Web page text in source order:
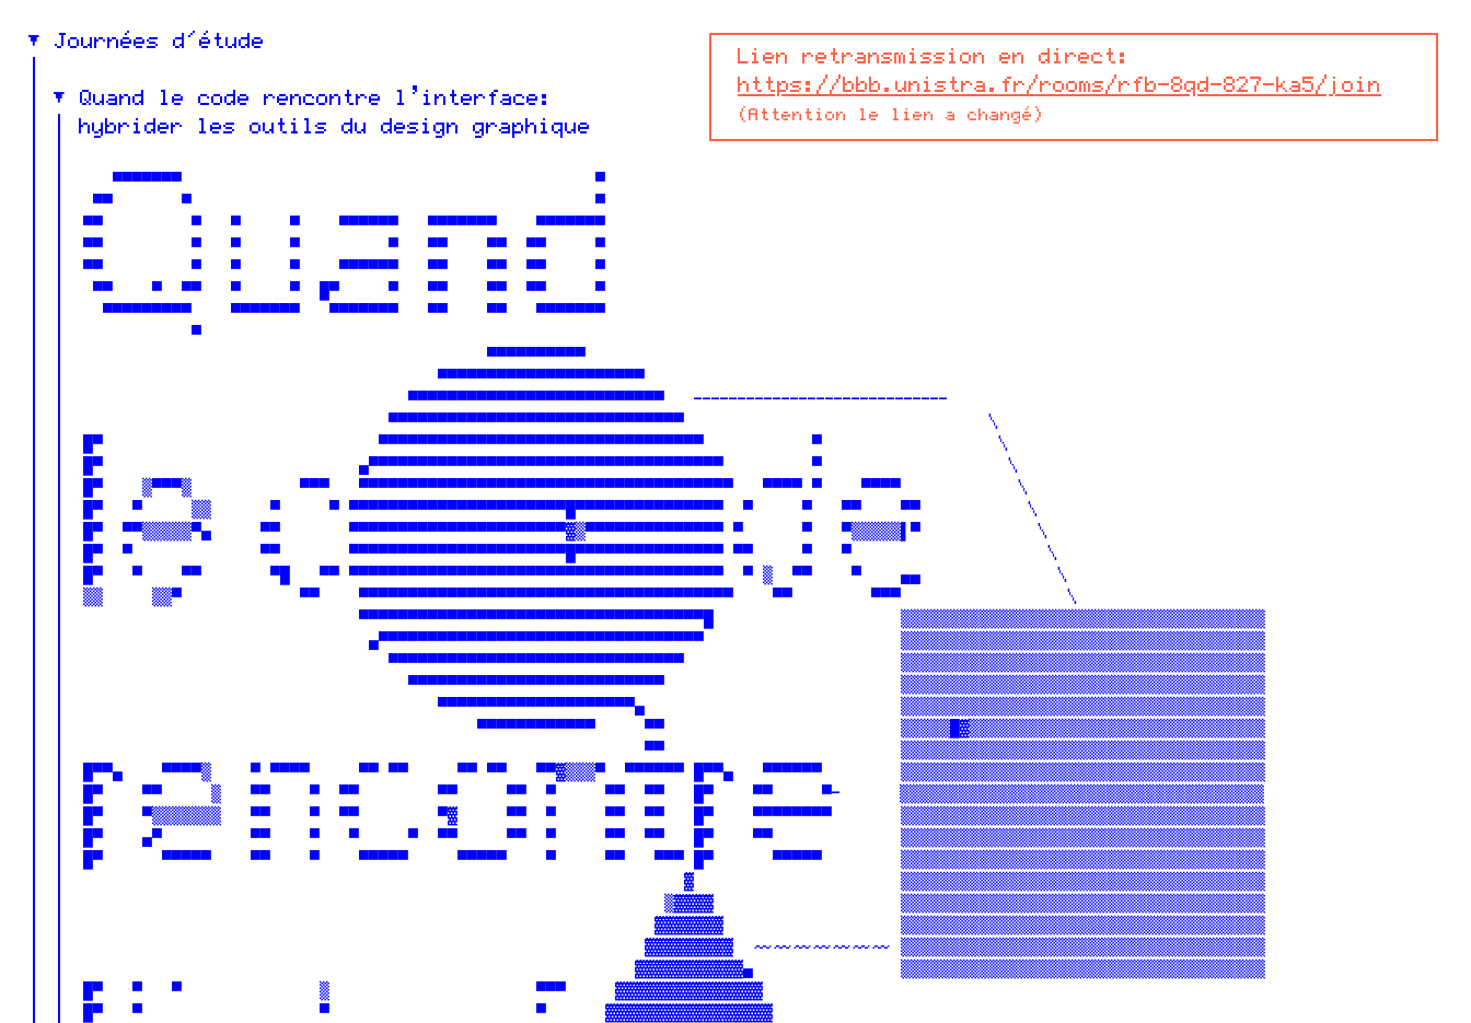
Lien retransmission en direct:
https://bbb.unistra.fr/rooms/rfb-8qd-827-ka5/join
(Attention le lien a changé)
Journées d'étude
Quand le code rencontre l’interface:
hybrider les outils du design graphique
    ▀▀▀▀▀▀▀                                          ▀
  ▀▀       ▀                                         ▀
▀▀         ▀   ▀     ▀    ▀▀▀▀▀▀   ▀▀▀▀▀▀▀    ▀▀▀▀▀▀▀
▀▀         ▀   ▀     ▀         ▀   ▀▀    ▀▀  ▀▀     ▀
▀▀         ▀   ▀     ▀    ▀▀▀▀▀▀   ▀▀    ▀▀  ▀▀     ▀
  ▀▀    ▀  ▀▀   ▀     ▀  █▀     ▀   ▀▀    ▀▀  ▀▀     ▀
   ▀▀▀▀▀▀▀▀▀    ▀▀▀▀▀▀▀   ▀▀▀▀▀▀▀   ▀▀    ▀▀   ▀▀▀▀▀▀▀
            ▀
                                          ▀▀▀▀▀▀▀▀▀▀
                                     ▀▀▀▀▀▀▀▀▀▀▀▀▀▀▀▀▀▀▀▀▀
                                  ▀▀▀▀▀▀▀▀▀▀▀▀▀▀▀▀▀▀▀▀▀▀▀▀▀▀   -----------------------------
                                ▀▀▀▀▀▀▀▀▀▀▀▀▀▀▀▀▀▀▀▀▀▀▀▀▀▀▀▀▀▀                               \
█▀                            ▀▀▀▀▀▀▀▀▀▀▀▀▀▀▀▀▀▀▀▀▀▀▀▀▀▀▀▀▀▀▀▀▀           ▀                  \
█▀                          ▄▀▀▀▀▀▀▀▀▀▀▀▀▀▀▀▀▀▀▀▀▀▀▀▀▀▀▀▀▀▀▀▀▀▀▀▀         ▀                   \
█▀    ▒▀▀▀▒           ▀▀▀   ▀▀▀▀▀▀▀▀▀▀▀▀▀▀▀▀▀▀▀▀▀▀▀▀▀▀▀▀▀▀▀▀▀▀▀▀▀▀   ▀▀▀▀ ▀    ▀▀▀▀            \
█▀   ▀     ▒▒      ▀     ▀ ▀▀▀▀▀▀▀▀▀▀▀▀▀▀▀▀▀▀▀▀▀▀█▀▀▀▀▀▀▀▀▀▀▀▀▀▀▀  ▀     ▀   ▀▀    ▀▀           \
█▀  ▀▀▒▒▒▒▒▀▄     ▀▀       ▀▀▀▀▀▀▀▀▀▀▀▀▀▀▀▀▀▀▀▀▀▀▓▒▀▀▀▀▀▀▀▀▀▀▀▀▀▀ ▀      ▀   ▀▒▒▒▒▒▌▀            \
█▀  ▀             ▀▀       ▀▀▀▀▀▀▀▀▀▀▀▀▀▀▀▀▀▀▀▀▀▀█▀▀▀▀▀▀▀▀▀▀▀▀▀▀▀ ▀▀     ▀   ▀                    \
█▀   ▀    ▀▀       ▀█   ▀▀ ▀▀▀▀▀▀▀▀▀▀▀▀▀▀▀▀▀▀▀▀▀▀▀▀▀▀▀▀▀▀▀▀▀▀▀▀▀▀  ▀ ▒  ▀▀    ▀    ▄▄              \
▒▒     ▒▒▀            ▀▀    ▀▀▀▀▀▀▀▀▀▀▀▀▀▀▀▀▀▀▀▀▀▀▀▀▀▀▀▀▀▀▀▀▀▀▀▀▀▀    ▀▀        ▀▀▀                 \
                             ▀▀▀▀▀▀▀▀▀▀▀▀▀▀▀▀▀▀▀▀▀▀▀▀▀▀▀▀▀▀▀▀▀▀▀█                   ▒▒▒▒▒▒▒▒▒▒▒▒▒▒▒▒▒▒▒▒▒▒▒▒▒▒▒▒▒▒▒▒▒▒▒▒▒
                              ▄▀▀▀▀▀▀▀▀▀▀▀▀▀▀▀▀▀▀▀▀▀▀▀▀▀▀▀▀▀▀▀▀▀                    ▒▒▒▒▒▒▒▒▒▒▒▒▒▒▒▒▒▒▒▒▒▒▒▒▒▒▒▒▒▒▒▒▒▒▒▒▒
                                ▀▀▀▀▀▀▀▀▀▀▀▀▀▀▀▀▀▀▀▀▀▀▀▀▀▀▀▀▀▀                      ▒▒▒▒▒▒▒▒▒▒▒▒▒▒▒▒▒▒▒▒▒▒▒▒▒▒▒▒▒▒▒▒▒▒▒▒▒
                                  ▀▀▀▀▀▀▀▀▀▀▀▀▀▀▀▀▀▀▀▀▀▀▀▀▀▀                        ▒▒▒▒▒▒▒▒▒▒▒▒▒▒▒▒▒▒▒▒▒▒▒▒▒▒▒▒▒▒▒▒▒▒▒▒▒
                                     ▀▀▀▀▀▀▀▀▀▀▀▀▀▀▀▀▀▀▀▀▄                          ▒▒▒▒▒▒▒▒▒▒▒▒▒▒▒▒▒▒▒▒▒▒▒▒▒▒▒▒▒▒▒▒▒▒▒▒▒
                                         ▀▀▀▀▀▀▀▀▀▀▀▀     ▀▀                        ▒▒▒▒▒█▓▒▒▒▒▒▒▒▒▒▒▒▒▒▒▒▒▒▒▒▒▒▒▒▒▒▒▒▒▒▒
                                                          ▀▀                        ▒▒▒▒▒▒▒▒▒▒▒▒▒▒▒▒▒▒▒▒▒▒▒▒▒▒▒▒▒▒▒▒▒▒▒▒▒
█▀▀▄    ▀▀▀▀▒    ▀ ▀▀▀▀     ▀▀ ▀▀     ▀▀ ▀▀   ▀▀▓▒▒▒▀  ▀▀▀▀▀▀ █▀▀▄   ▀▀▀▀▀▀        ▒▒▒▒▒▒▒▒▒▒▒▒▒▒▒▒▒▒▒▒▒▒▒▒▒▒▒▒▒▒▒▒▒▒▒▒▒
█▀    ▀▀     ▒   ▀▀    ▀  ▀▀        ▀▀     ▀▀  ▀     ▀▀  ▀▀   █▀    ▀▀     ▀-      ▒▒▒▒▒▒▒▒▒▒▒▒▒▒▒▒▒▒▒▒▒▒▒▒▒▒▒▒▒▒▒▒▒▒▒▒▒
█▀    ▀▒▒▒▒▒▒▒   ▀▀    ▀  ▀▀        ▀▓     ▀▀  ▀     ▀▀  ▀▀   █▀    ▀▀▀▀▀▀▀▀       ▒▒▒▒▒▒▒▒▒▒▒▒▒▒▒▒▒▒▒▒▒▒▒▒▒▒▒▒▒▒▒▒▒▒▒▒▒
█▀    ▄▀         ▀▀    ▀   ▀     ▀  ▀▀     ▀▀  ▀     ▀▀  ▀▀   █▀    ▀▀             ▒▒▒▒▒▒▒▒▒▒▒▒▒▒▒▒▒▒▒▒▒▒▒▒▒▒▒▒▒▒▒▒▒▒▒▒▒
█▀      ▀▀▀▀▀    ▀▀    ▀    ▀▀▀▀▀     ▀▀▀▀▀    ▀     ▀▀   ▀▀▀ █▀      ▀▀▀▀▀        ▒▒▒▒▒▒▒▒▒▒▒▒▒▒▒▒▒▒▒▒▒▒▒▒▒▒▒▒▒▒▒▒▒▒▒▒▒
                                                              ▓                     ▒▒▒▒▒▒▒▒▒▒▒▒▒▒▒▒▒▒▒▒▒▒▒▒▒▒▒▒▒▒▒▒▒▒▒▒▒
                                                            ▒▓▓▓▓                   ▒▒▒▒▒▒▒▒▒▒▒▒▒▒▒▒▒▒▒▒▒▒▒▒▒▒▒▒▒▒▒▒▒▒▒▒▒
                                                           ▓▓▓▓▓▓▓                  ▒▒▒▒▒▒▒▒▒▒▒▒▒▒▒▒▒▒▒▒▒▒▒▒▒▒▒▒▒▒▒▒▒▒▒▒▒
                                                          ▓▓▓▓▓▓▓▓▓  〰〰〰〰〰〰〰 ▒▒▒▒▒▒▒▒▒▒▒▒▒▒▒▒▒▒▒▒▒▒▒▒▒▒▒▒▒▒▒▒▒▒▒▒▒
                                                         ▓▓▓▓▓▓▓▓▓▓▓▄               ▒▒▒▒▒▒▒▒▒▒▒▒▒▒▒▒▒▒▒▒▒▒▒▒▒▒▒▒▒▒▒▒▒▒▒▒▒
█▀   ▀   ▀              ▒                     ▀▀▀     ▓▓▓▓▓▓▓▓▓▓▓▓▓▓▓
█▀   ▀                  ▀                     ▀      ▓▓▓▓▓▓▓▓▓▓▓▓▓▓▓▓▓